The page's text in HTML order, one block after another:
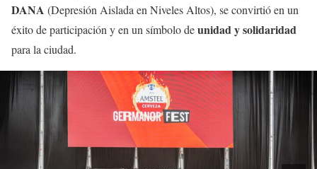
DANA (Depresión Aislada en Niveles Altos), se convirtió en un
éxito de participación y en un símbolo deunidad y solidaridad
para la ciudad.